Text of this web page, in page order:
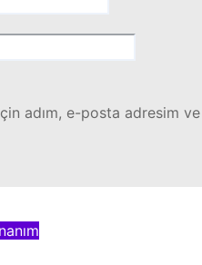
adım, e-posta adresim